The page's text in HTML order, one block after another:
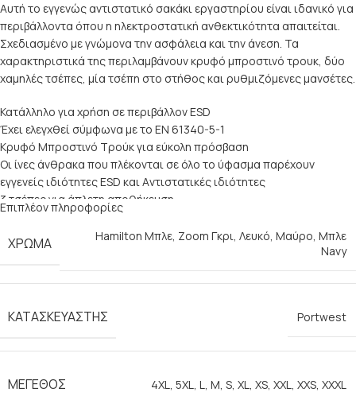
Αυτή το εγγενώς αντιστατικό σακάκι εργαστηρίου είναι ιδανικό για
περιβάλλοντα όπου η ηλεκτροστατική ανθεκτικότητα απαιτείται.
Σχεδιασμένο με γνώμονα την ασφάλεια και την άνεση. Τα
χαρακτηριστικά της περιλαμβάνουν κρυφό μπροστινό τρουκ, δύο
χαμηλές τσέπες, μία τσέπη στο στήθος και ρυθμιζόμενες μανσέτες.
Κατάλληλο για χρήση σε περιβάλλον ESD
Έχει ελεγχθεί σύμφωνα με το EN 61340-5-1
Κρυφό Μπροστινό Τρούκ για εύκολη πρόσβαση
Οι ίνες άνθρακα που πλέκονται σε όλο το ύφασμα παρέχουν
εγγενείς ιδιότητες ESD και Aντιστατικές ιδιότητες
3 τσέπες για άπλετη αποθήκευση
1 τσέπη για στυλό
Ελαφρύ
CE Πιστοποιημένο
Πλένεται στο πλυντήριο στους 60 ° C
Νέο Στυλ
Επιπλέον πληροφορίες
ΧΡΏΜΑ Hamilton Μπλε, Zoom Γκρι, Λευκό, Μαύρο, Μπλε
Navy
ΚΑΤΑΣΚΕΥΑΣΤΉΣ Portwest
ΜΈΓΕΘΟΣ 4XL, 5XL, L, M, S, XL, XS, XXL, XXS, XXXL